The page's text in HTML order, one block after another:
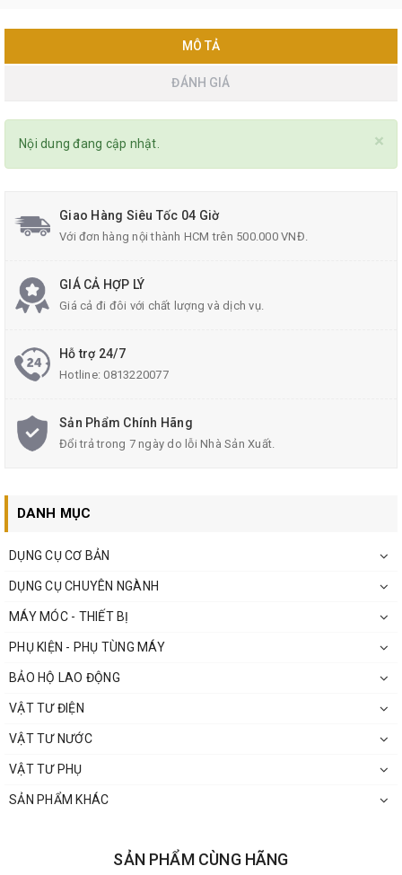
MÔ TẢ
ĐÁNH GIÁ
×
Nội dung đang cập nhật.
Giao Hàng Siêu Tốc 04 Giờ
Với đơn hàng nội thành HCM trên 500.000 VNĐ.
GIÁ CẢ HỢP LÝ
Giá cả đi đôi với chất lượng và dịch vụ.
Hỗ trợ 24/7
Hotline:0813220077
Sản Phẩm Chính Hãng
Đổi trả trong 7 ngày do lỗi Nhà Sản Xuất.
DANH MỤC
DỤNG CỤ CƠ BẢN
DỤNG CỤ CHUYÊN NGÀNH
MÁY MÓC - THIẾT BỊ
PHỤ KIỆN - PHỤ TÙNG MÁY
BẢO HỘ LAO ĐỘNG
VẬT TƯ ĐIỆN
VẬT TƯ NƯỚC
VẬT TƯ PHỤ
SẢN PHẨM KHÁC
SẢN PHẨM CÙNG HÃNG